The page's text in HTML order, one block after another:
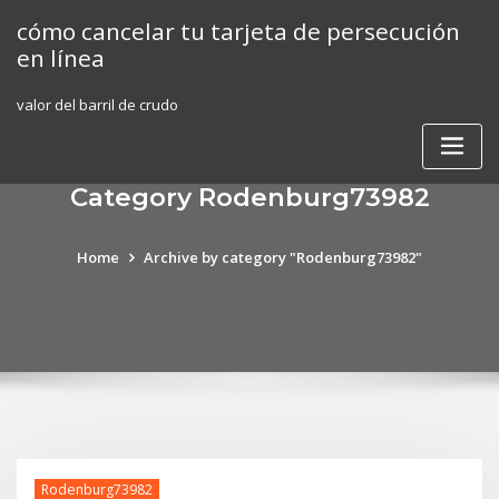
content
cómo cancelar tu tarjeta de persecución
en línea
valor del barril de crudo
Category Rodenburg73982
Home Archive by category "Rodenburg73982"
Rodenburg73982